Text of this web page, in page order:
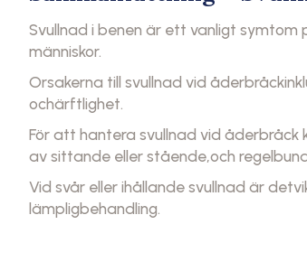
Svullnad i benen är ett vanligt symtom
människor.
Orsakerna till svullnad vid
ochärftlighet.
För att hantera svullnad vid åderbråck
av sittande eller stående,och
Vid svår eller ihållande svullnad är
lämpligbehandling.